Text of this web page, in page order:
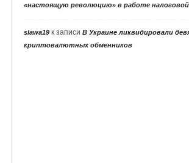
«настоящую революцию» в работе налоговой
slawa19к записи В Украине ликвидировали
криптовалютных обменников